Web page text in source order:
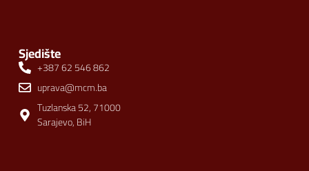
Sjedište
+387 62 546 862
uprava@mcm.ba
Tuzlanska 52, 71000
Sarajevo, BiH